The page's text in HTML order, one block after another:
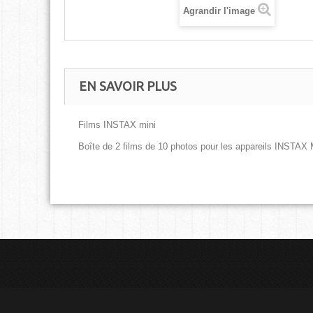
Agrandir l'image
EN SAVOIR PLUS
Films INSTAX mini
Boîte de 2 films de 10 photos pour les appareils INSTAX